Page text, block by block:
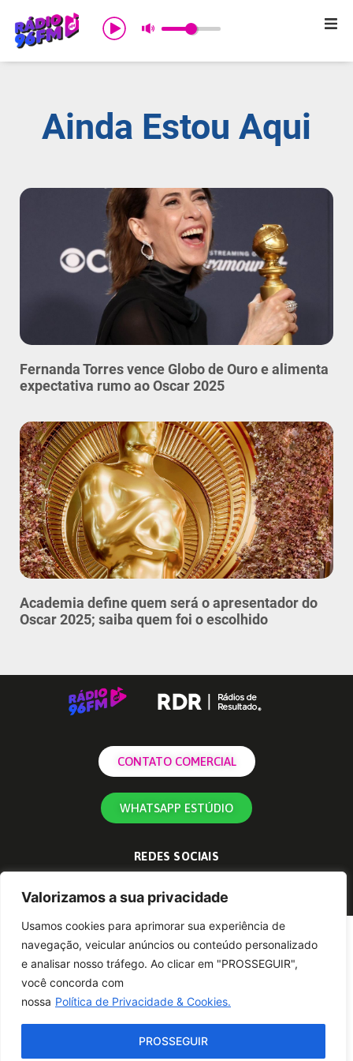
Valorizamos a sua privacidade
Usamos cookies para aprimorar sua experiência de
navegação, veicular anúncios ou conteúdo personalizado
e analisar nosso tráfego. Ao clicar em "PROSSEGUIR",
você concorda com
nossa Política de Privacidade & Cookies.
PROSSEGUIR
Início
Programação
Promoções
Notícias
Comercial
Contato
Ainda Estou Aqui
Fernanda Torres vence Globo de Ouro e alimenta
expectativa rumo ao Oscar 2025
Academia define quem será o apresentador do
Oscar 2025; saiba quem foi o escolhido
CONTATO COMERCIAL
WHATSAPP ESTÚDIO
REDES SOCIAIS